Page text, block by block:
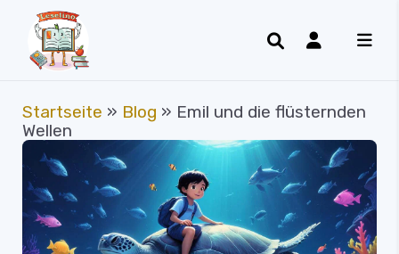
Startseite » Blog » Emil und die flüsternden
Wellen